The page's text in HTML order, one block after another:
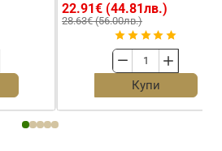
22.91€ (44.81лв.)
28.63€ (56.00лв.)
Макара
преден
аванс
SHIMANO
Купи